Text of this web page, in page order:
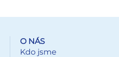
O NÁS
Kdo jsme